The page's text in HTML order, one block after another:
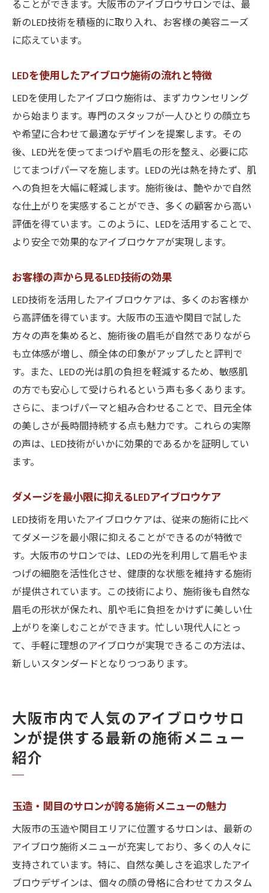
ることができます。大阪市のアイブロウサロンでは、最
新のLED技術を積極的に取り入れ、お客様の美容ニーズ
に応えています。
LEDを使用したアイブロウ施術の流れと特徴
LEDを使用したアイブロウ施術は、まずカウンセリング
から始まります。専門のスタッフが一人ひとりの顔立ち
や希望に合わせて最適なデザインを提案します。その
後、LED光を使ってまつげや眉毛の形を整え、必要に応
じてまつげパーマを施します。LEDの光は熱を持たず、肌
への負担を大幅に軽減します。施術後は、艶やかで自然
な仕上がりを実感することができ、多くの顧客から高い
評価を得ています。このように、LEDを活用することで、
より安全で効果的なアイブロウケアが実現します。
お客様の声から見るLED技術の効果
LED技術を活用したアイブロウケアは、多くのお客様か
ら高評価を得ています。大阪市の玉造や関目で試した
方々の声を集めると、施術後の眉毛が自然でありながら
も立体感が増し、顔全体の印象がアップしたと評判で
す。また、LEDの光は肌の負担を軽減するため、敏感肌
の方でも安心して受けられるという声も多くあります。
さらに、まつげパーマと組み合わせることで、目元全体
の美しさが長時間持続する点も魅力です。これらの実際
の声は、LED技術がいかに効果的であるかを証明してい
ます。
ダメージを最小限に抑えるLEDアイブロウケア
LED技術を用いたアイブロウケアは、従来の施術に比べ
てダメージを最小限に抑えることができるのが特徴で
す。大阪市のサロンでは、LEDの光を利用して眉毛やま
つげの細胞を活性化させ、健康的な状態を維持する施術
が提供されています。この技術により、施術後も自然な
眉毛の形状が保たれ、肌や毛に負担をかけずに美しい仕
上がりを楽しむことができます。忙しい現代人にとっ
て、手軽に理想のアイブロウが実現できるこの方法は、
新しいスタンダードとなりつつあります。
大阪市内で人気のアイブロウサロ
ンが提供する最新の施術メニュー
紹介
玉造・関目のサロンが誇る施術メニューの魅力
大阪市の玉造や関目エリアに位置するサロンは、最新の
アイブロウ施術メニューが充実しており、多くの人々に
支持されています。特に、自然な美しさを追求したアイ
ブロウデザインは、個々の顔の骨格に合わせてカスタム